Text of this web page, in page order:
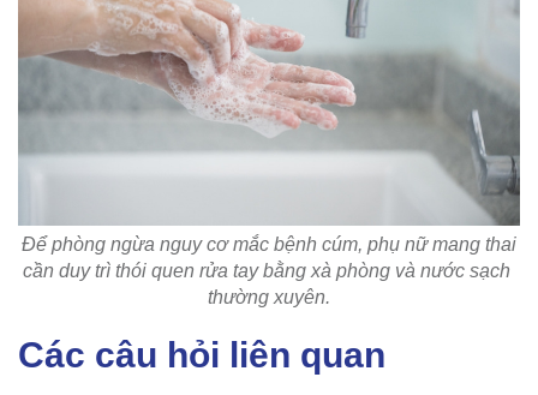
Để phòng ngừa nguy cơ mắc bệnh cúm, phụ nữ mang thai
cần duy trì thói quen rửa tay bằng xà phòng và nước sạch
thường xuyên.
Các câu hỏi liên quan